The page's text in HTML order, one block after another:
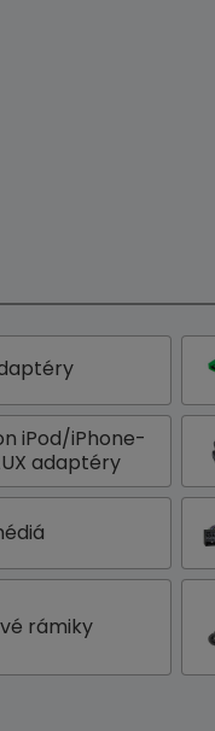
iPod/iPhone-
adaptéry
rámiky